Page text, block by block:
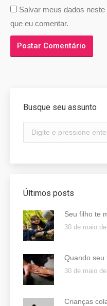
Salvar meus dados
que eu comentar.
Postar Comentário
Busque seu assunto
Últimos posts
Seu filho te
30 de maio
Quando seu
30 de maio
Crianças